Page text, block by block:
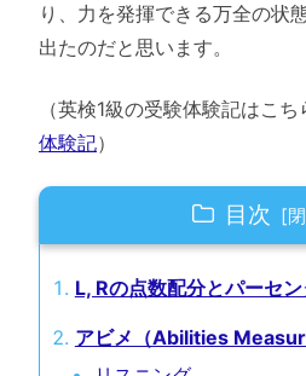
り、力を発揮できる万全の状
出たのだと思います。
（英検1級の受験体験記はこち
体験記）
目次
L, Rの点数配分とパーセ
アビメ（Abilities